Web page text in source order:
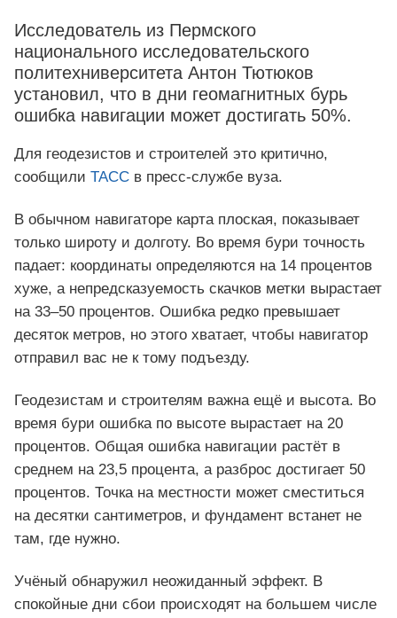
Исследователь из Пермского
национального исследовательского
политехниверситета Антон Тютюков
установил, что в дни геомагнитных бурь
ошибка навигации может достигать 50%.
Для геодезистов и строителей это критично,
сообщили ТАСС в пресс‑службе вуза.
В обычном навигаторе карта плоская, показывает
только широту и долготу. Во время бури точность
падает: координаты определяются на 14 процентов
хуже, а непредсказуемость скачков метки вырастает
на 33–50 процентов. Ошибка редко превышает
десяток метров, но этого хватает, чтобы навигатор
отправил вас не к тому подъезду.
Геодезистам и строителям важна ещё и высота. Во
время бури ошибка по высоте вырастает на 20
процентов. Общая ошибка навигации растёт в
среднем на 23,5 процента, а разброс достигает 50
процентов. Точка на местности может сместиться
на десятки сантиметров, и фундамент встанет не
там, где нужно.
Учёный обнаружил неожиданный эффект. В
спокойные дни сбои происходят на большем числе